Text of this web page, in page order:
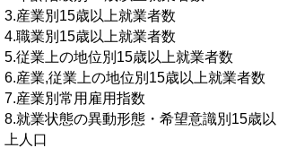
3.産業別15歳以上就業者数
4.職業別15歳以上就業者数
5.従業上の地位別15歳以上就業者数
6.産業,従業上の地位別15歳以上就業者数
7.産業別常用雇用指数
8.就業状態の異動形態・希望意識別15歳以
上人口